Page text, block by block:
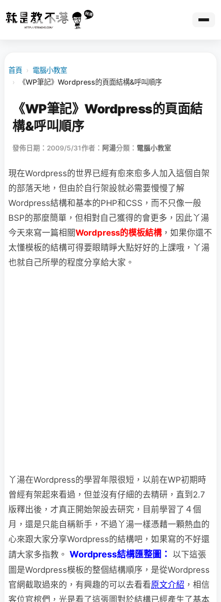
首頁 › 電腦小教室
›
《WP筆記》Wordpress的頁面結構&呼叫順序
《WP筆記》Wordpress的頁面結
構&呼叫順序
發佈日期：2009/5/31作者： 阿湯分類： 電腦小教室
現在Wordpress的世界已經有愈來愈多人加入這個自架
的部落天地，但由於自行架設就必需要慢慢了解
Wordpress結構和基本的PHP和CSS，而不只像一般
BSP的那麼簡單，但相對自己獲得的會更多，因此丫湯
今天來寫一篇相關Wordpress的模板結構 ，如果你還不
太懂模板的結構可得要眼睛睜大點好好的上課哦，丫湯
也就自己所學的程度分享給大家。
丫湯在Wordpress的學習年限很短，以前在WP初期時
曾經有架起來看過，但並沒有仔細的去精研，直到2.7
版釋出後，才真正開始架設去研究，目前學習了４個
月，還是只能自稱新手，不過丫湯一樣憑藉一顆熱血的
心來跟大家分享Wordpress的結構吧，如果寫的不好還
請大家多指教。 Wordpress結構匯整圖： 以下這張
圖是Wordpress模板的整個結構順序，是從Wordpress
官網截取過來的， 有興趣的可以去看看原文介紹 ，相信
客位官棺們，光是看了這張圖對於結構已經產生了基本